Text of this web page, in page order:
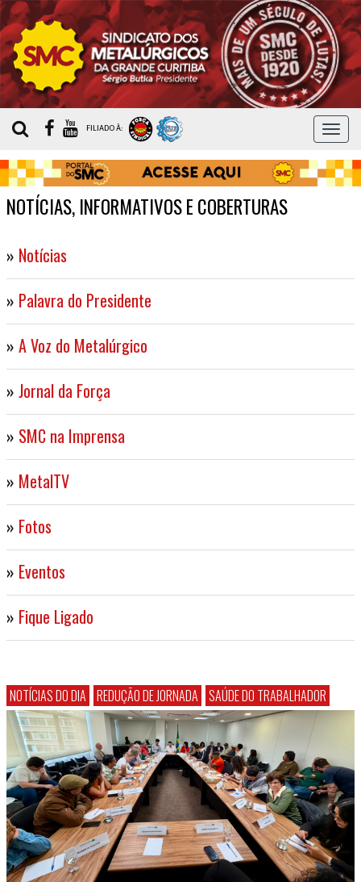
MENU
FILIADO À:
NOTÍCIAS, INFORMATIVOS E COBERTURAS
» Notícias
» Palavra do Presidente
» A Voz do Metalúrgico
» Jornal da Força
» SMC na Imprensa
» MetalTV
» Fotos
» Eventos
» Fique Ligado
NOTÍCIAS DO DIA REDUÇÃO DE JORNADA SAÚDE DO TRABALHADOR